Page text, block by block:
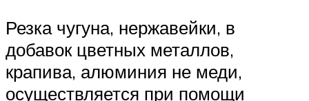
Резка чугуна, нержавейки, в
добавок цветных металлов,
крапива, алюминия не меди,
осуществляется при помощи